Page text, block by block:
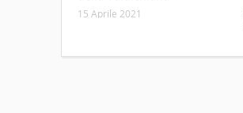
15 Aprile 2021